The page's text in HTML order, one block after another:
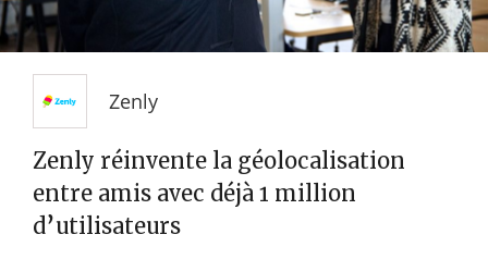
Zenly
Zenly réinvente la géolocalisation
entre amis avec déjà 1 million
d’utilisateurs